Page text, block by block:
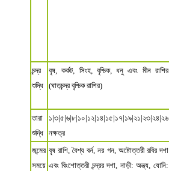
চন্দ্র
শুদ্ধি
বৃষ, কর্কট, সিংহ, বৃশ্চিক, ধনু এবং মীন রাশির
(ঘাতচন্দ্র বৃশ্চিক রাশির)
তারা
শুদ্ধি
১|৩|৫|৬|৮|১০|১২|১৪|১৫|১৭|১৯|২১|২৩|২৪|২৬
নক্ষত্র
জন্মের
সময়ে
বৃষ রাশি, বৈশ্য বর্ন, নর গন, অষ্টোত্তরী রবির দশা
এবং বিংশোত্তরী চন্দ্রর দশা, নাড়ী: অন্ত্য, যোনি: